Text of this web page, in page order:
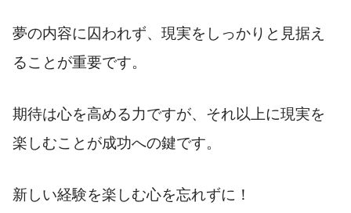
夢の内容に囚われず、現実をしっかりと見据え
ることが重要です。
期待は心を高める力ですが、それ以上に現実を
楽しむことが成功への鍵です。
新しい経験を楽しむ心を忘れずに！